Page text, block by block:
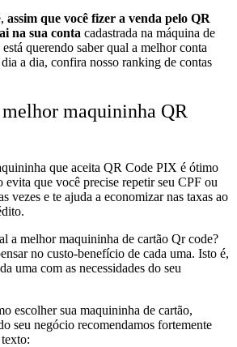
assim que você fizer a venda pelo QR
na sua conta cadastrada na máquina de
está querendo saber qual a melhor conta
a dia, confira nosso ranking de contas
maquininha QR
que aceita QR Code PIX é ótimo
evita que você precise repetir seu CPF ou
vezes e te ajuda a economizar nas taxas ao
a melhor maquininha de cartão Qr code?
no custo-benefício de cada uma. Isto é,
uma com as necessidades do seu
escolher sua maquininha de cartão,
seu negócio recomendamos fortemente